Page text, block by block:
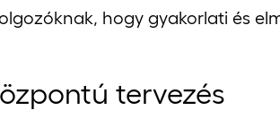
hogy gyakorlati és
tervezés